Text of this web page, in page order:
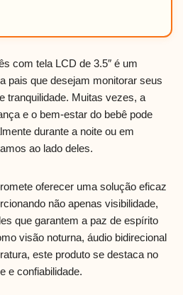
com tela LCD de 3.5″ é um
pais que desejam monitorar seus
tranquilidade. Muitas vezes, a
e o bem-estar do bebê pode
durante a noite ou em
ao lado deles.
oferecer uma solução eficaz
não apenas visibilidade,
que garantem a paz de espírito
visão noturna, áudio bidirecional
este produto se destaca no
e confiabilidade.